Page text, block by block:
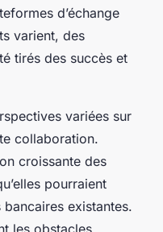
d’échange
varient, des
tirés des succès et
variées sur
collaboration.
croissante des
pourraient
existantes.